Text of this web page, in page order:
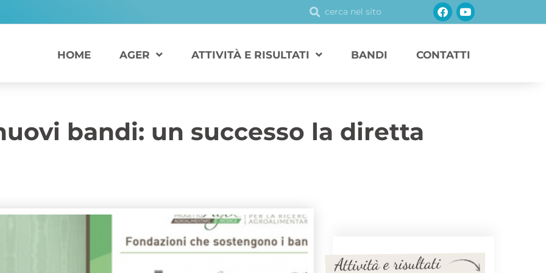
CercaCerca Facebook
Youtube
HOME AGER ATTIVITÀ E RISULTATI BANDI CONTATTI
bandi: un successo la diretta